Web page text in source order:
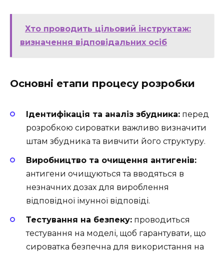
Хто проводить цільовий інструктаж:
визначення відповідальних осіб
Основні етапи процесу розробки
Ідентифікація та аналіз збудника: перед
розробкою сироватки важливо визначити
штам збудника та вивчити його структуру.
Виробництво та очищення антигенів:
антигени очищуються та вводяться в
незначних дозах для вироблення
відповідної імунної відповіді.
Тестування на безпеку: проводиться
тестування на моделі, щоб гарантувати, що
сироватка безпечна для використання на